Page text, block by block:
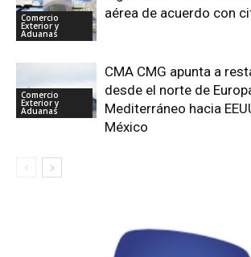
Comercio
Exterior y
Aduanas
aérea de acuerdo con
Comercio
Exterior y
Aduanas
CMA CMG apunta a
desde el norte de
Mediterráneo hacia
México